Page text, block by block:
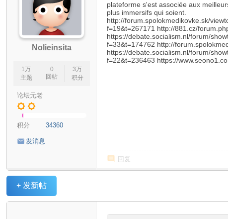
Nolieinsita
1万
主题
0
回帖
3万
积分
论坛元老
积分 34360
发消息
plateforme s'est associée aux
plus immersifs qui soient.
http://forum.spolokmedikovke.sk/
f=19&t=267171 http://881.cz/
https://debate.socialism.nl/forum/
f=33&t=174762 http://
https://debate.socialism.nl/forum/
f=22&t=236463 https://
回复
+ 发新帖